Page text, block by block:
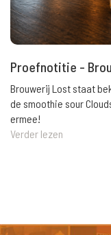
Proefnotitie -
Brouwerij Lost staat
de smoothie sour
ermee!
Verder lezen